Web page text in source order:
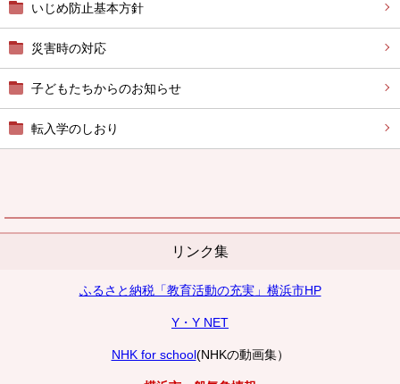
いじめ防止基本方針
災害時の対応
子どもたちからのお知らせ
転入学のしおり
リンク集
ふるさと納税「教育活動の充実」横浜市HP
Y・Y NET
NHK for school(NHKの動画集）